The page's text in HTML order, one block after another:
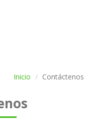
Inicio Contáctenos